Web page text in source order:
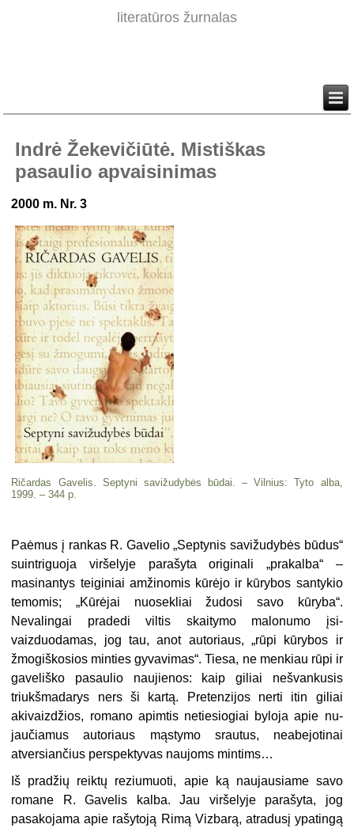
literatūros žurnalas
Indrė Žekevičiūtė. Mistiškas
pasaulio apvaisinimas
2000 m. Nr. 3
Ričardas Gavelis. Septyni savižudybės būdai. – Vilnius: Tyto alba,
1999. – 344 p.
Paėmus į rankas R. Gavelio „Sep­tynis savižudybės būdus“
suintri­guoja viršelyje parašyta originali „prakalba“ –
masinantys teiginiai amžinomis kūrėjo ir kūrybos santykio
temomis; „Kūrėjai nuosekliai žudosi savo kūryba“.
Nevalingai pra­dedi viltis skaitymo malonumo įsi­
vaizduodamas, jog tau, anot auto­riaus, „rūpi kūrybos ir
žmogiškosios minties gyvavimas“. Tiesa, ne men­kiau rūpi ir
gaveliško pasaulio nau­jienos: kaip giliai nešvankusis
triukš­madarys ners ši kartą. Pretenzijos nerti itin giliai
akivaizdžios, romano apimtis netiesiogiai byloja apie nu­
jaučiamus autoriaus mąstymo srau­tus, neabejotinai
atversiančius pers­pektyvas naujoms mintims…
Iš pradžių reiktų reziumuoti, apie ką naujausiame savo
romane R. Ga­velis kalba. Jau viršelyje parašyta, jog
pasakojama apie rašytoją Rimą Vizbarą, atradusį ypatingą